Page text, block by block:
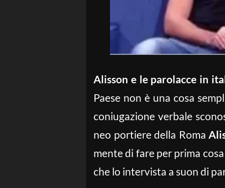
Alisson e le parolacce in
Paese non è una cosa
coniugazione verbale
neo portiere della Roma
mente di fare per prima
che lo intervista a suon di